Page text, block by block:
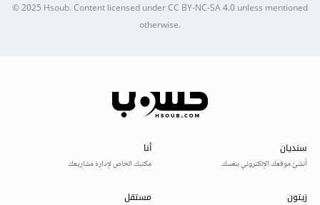
© 2025Hsoub.Content licensed underCC BY-NC-SA 4.0unless mentioned
otherwise.